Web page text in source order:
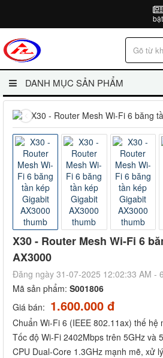
bật
DANH MỤC SẢN PHẨM
X30 - Router Mesh Wi-Fi 6
AX3000
Đăng ngày 31-07-2025 12:02:33 AM -
Mã sản phẩm: S001806
Giá bán: 1.600.000 đ
Chuẩn Wi-Fi 6 (IEEE 802.11ax) thế hệ
Tốc độ Wi-Fi 2402Mbps trên 5GHz và
CPU Dual-Core 1.3GHz mạnh mẽ, xử